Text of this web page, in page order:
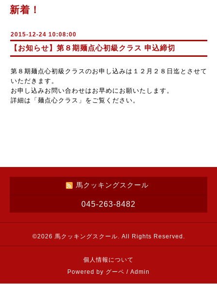
新着！
2015-12-24 10:08:00
【お知らせ】第８期麺点心初級クラス 申込締切
第８期麺点心初級クラスのお申し込みは１２月２８日迄とさせて
いただきます。
お申し込みお問い合わせはお早めにお願いたします。
詳細は「麺点心クラス」をご覧ください。
馬クッキングスクール
045-263-8482
©2026 馬クッキングスクール . All Rights Reserved.
個人情報について
Powered by グーペ / Admin